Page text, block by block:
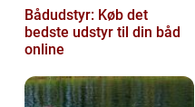
Bådudstyr: Køb det
bedste udstyr til din båd
online